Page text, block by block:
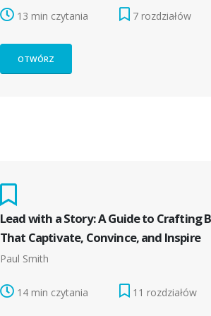
13 min czytania 7 rozdziałów
OTWÓRZ
Lead with a Story: A Guide to Crafting
That Captivate, Convince, and Inspire
Paul Smith
14 min czytania 11 rozdziałów